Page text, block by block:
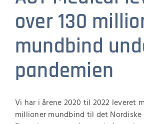
over 130
mundbind
pandemien
Vi har i årene 2020 til 2022 leveret
millioner mundbind til det